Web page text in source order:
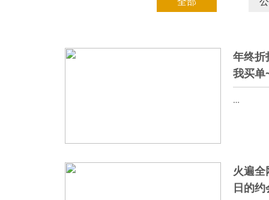
年终折
我买单
…
火遍
日的约